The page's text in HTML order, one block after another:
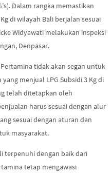
Dalam rangka memastikan
di wilayah Bali berjalan sesuai
Widyawati melakukan inspeksi
Denpasar.
tidak akan segan untuk
menjual LPG Subsidi 3 Kg di
telah ditetapkan oleh
harus sesuai dengan alur
sesuai dengan aturan dan
masyarakat.
terpenuhi dengan baik dari
tetap mengawasi